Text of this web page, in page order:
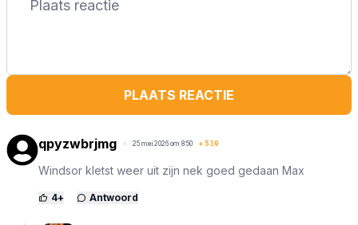
PLAATS REACTIE
qpyzwbrjmg 25 mei 2026 om 8:50 + 539
Windsor kletst weer uit zijn nek goed gedaan Max
4+ Antwoord